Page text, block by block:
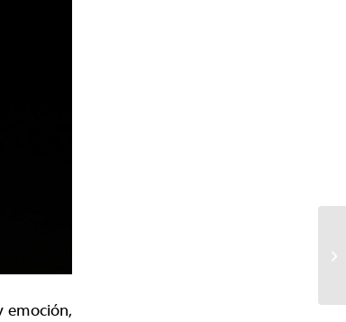
emoción,